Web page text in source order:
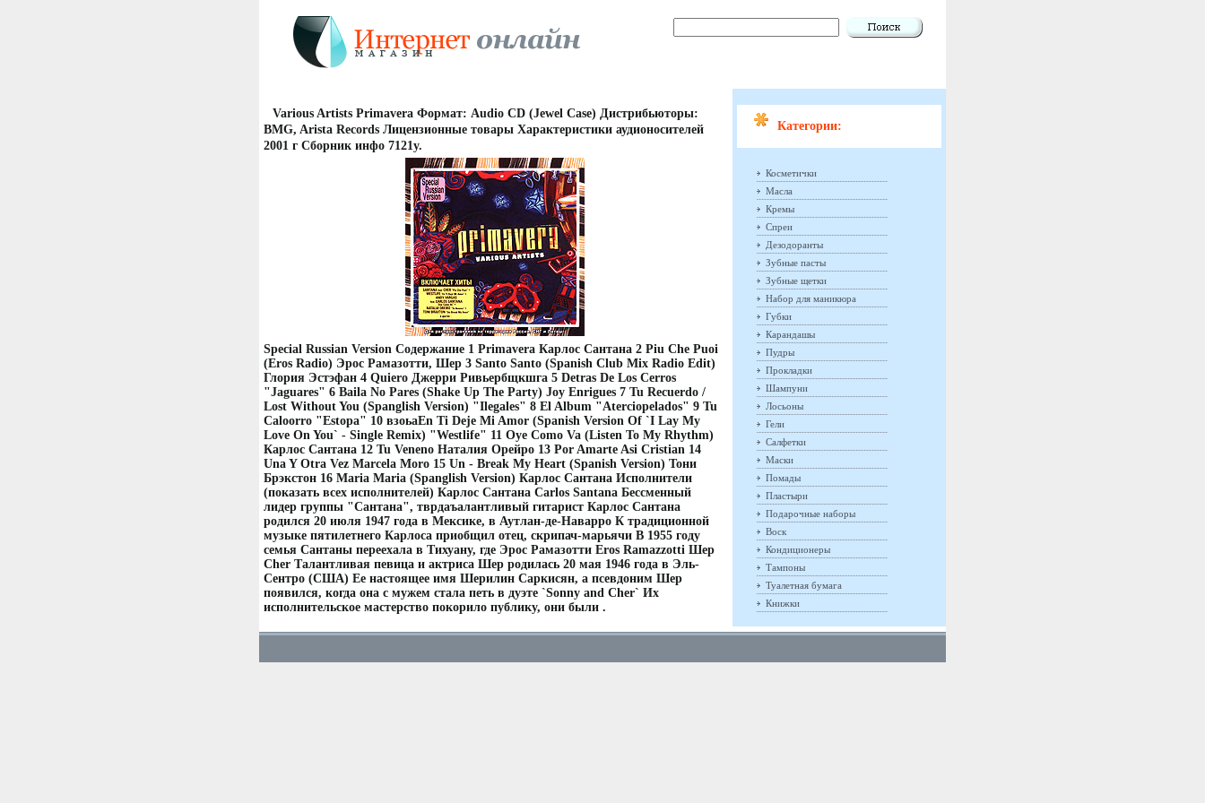
Various Artists Primavera Формат: Audio CD (Jewel Case) Дистрибьюторы:
BMG, Arista Records Лицензионные товары Характеристики аудионосителей
2001 г Сборник инфо 7121y.
Special Russian Version Содержание 1 Primavera Карлос Сантана 2 Piu Che Puoi
(Eros Radio) Эрос Рамазотти, Шер 3 Santo Santo (Spanish Club Mix Radio Edit)
Глория Эстэфан 4 Quiero Джерри Ривьербщкшга 5 Detras De Los Cerros
"Jaguares" 6 Baila No Pares (Shake Up The Party) Joy Enrigues 7 Tu Recuerdo /
Lost Without You (Spanglish Version) "Ilegales" 8 El Album "Aterciopelados" 9 Tu
Caloorro "Estopa" 10 взоьаEn Ti Deje Mi Amor (Spanish Version Of `I Lay My
Love On You` - Single Remix) "Westlife" 11 Oye Como Va (Listen To My Rhythm)
Карлос Сантана 12 Tu Veneno Наталия Орейро 13 Por Amarte Asi Cristian 14
Una Y Otra Vez Marcela Moro 15 Un - Break My Heart (Spanish Version) Тони
Брэкстон 16 Maria Maria (Spanglish Version) Карлос Сантана Исполнители
(показать всех исполнителей) Карлос Сантана Carlos Santana Бессменный
лидер группы "Сантана", тврдаъалантливый гитарист Карлос Сантана
родился 20 июля 1947 года в Мексике, в Аутлан-де-Наварро К традиционной
музыке пятилетнего Карлоса приобщил отец, скрипач-марьячи В 1955 году
семья Сантаны переехала в Тихуану, где Эрос Рамазотти Eros Ramazzotti Шер
Cher Талантливая певица и актриса Шер родилась 20 мая 1946 года в Эль-
Сентро (США) Ее настоящее имя Шерилин Саркисян, а псевдоним Шер
появился, когда она с мужем стала петь в дуэте `Sonny and Cher` Их
исполнительское мастерство покорило публику, они были .
Категории:
Косметички
Масла
Кремы
Спреи
Дезодоранты
Зубные пасты
Зубные щетки
Набор для маникюра
Губки
Карандашы
Пудры
Прокладки
Шампуни
Лосьоны
Гели
Салфетки
Маски
Помады
Пластыри
Подарочные наборы
Воск
Кондиционеры
Тампоны
Туалетная бумага
Книжки